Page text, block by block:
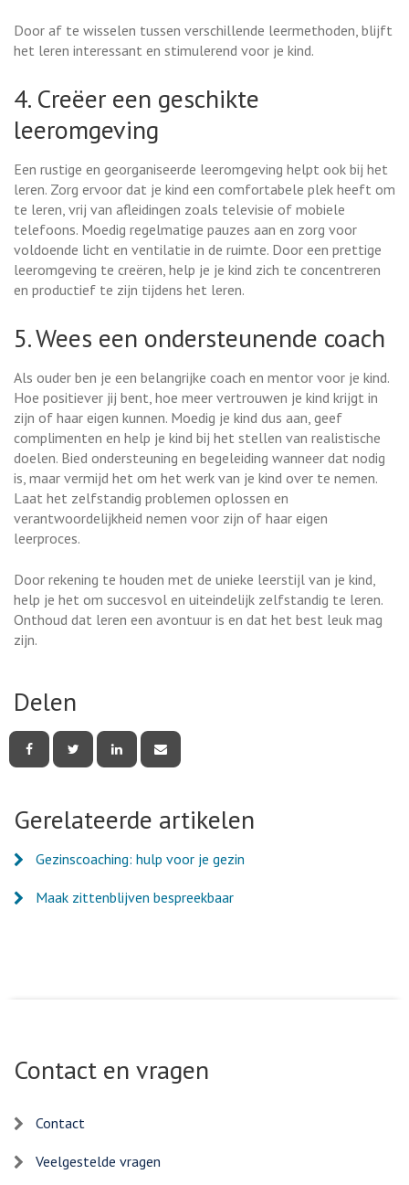
Door af te wisselen tussen verschillende leermethoden, blijft
het leren interessant en stimulerend voor je kind.
4. Creëer een geschikte
leeromgeving
Een rustige en georganiseerde leeromgeving helpt ook bij het
leren. Zorg ervoor dat je kind een comfortabele plek heeft om
te leren, vrij van afleidingen zoals televisie of mobiele
telefoons. Moedig regelmatige pauzes aan en zorg voor
voldoende licht en ventilatie in de ruimte. Door een prettige
leeromgeving te creëren, help je je kind zich te concentreren
en productief te zijn tijdens het leren.
5. Wees een ondersteunende coach
Als ouder ben je een belangrijke coach en mentor voor je kind.
Hoe positiever jij bent, hoe meer vertrouwen je kind krijgt in
zijn of haar eigen kunnen. Moedig je kind dus aan, geef
complimenten en help je kind bij het stellen van realistische
doelen. Bied ondersteuning en begeleiding wanneer dat nodig
is, maar vermijd het om het werk van je kind over te nemen.
Laat het zelfstandig problemen oplossen en
verantwoordelijkheid nemen voor zijn of haar eigen
leerproces.
Door rekening te houden met de unieke leerstijl van je kind,
help je het om succesvol en uiteindelijk zelfstandig te leren.
Onthoud dat leren een avontuur is en dat het best leuk mag
zijn.
Delen
deze deze deze deze
mail
Gerelateerde artikelen
Gezinscoaching: hulp voor je gezin
Maak zittenblijven bespreekbaar
Contact en vragen
Contact
Veelgestelde vragen